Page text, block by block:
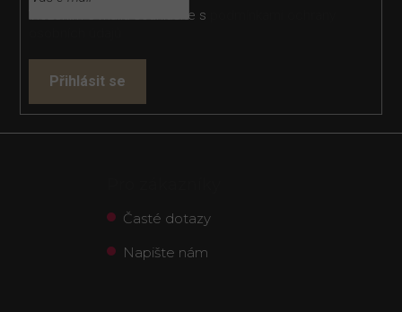
Vložením e-mailu souhlasíte s
Přihlásit se
Časté dotazy
Napište nám